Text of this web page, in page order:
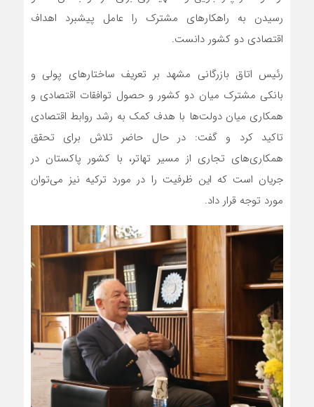
رسیدن به راهکارهای مشترک را عامل پیشبرد اهداف
اقتصادی دو کشور دانست.
رئیس اتاق بازرگانی مشهد بر تعریف ساختارهای پولی و
بانکی مشترک میان دو کشور و حصول توافقات اقتصادی و
همکاری میان دولت‌ها با هدف کمک به رشد روابط اقتصادی
تاکید کرد و گفت: در حال حاضر تلاش برای تحقق
همکاری‌های تجاری از مسیر تهاتر، با کشور پاکستان در
جریان است که این ظرفیت را در مورد ترکیه نیز می‌توان
مورد توجه قرار داد.